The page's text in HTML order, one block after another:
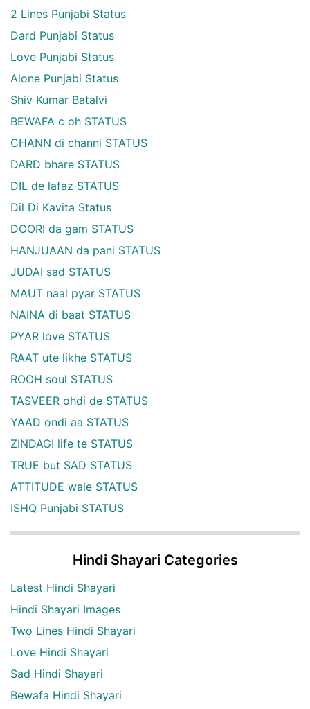
2 Lines Punjabi Status
Dard Punjabi Status
Love Punjabi Status
Alone Punjabi Status
Shiv Kumar Batalvi
BEWAFA c oh STATUS
CHANN di channi STATUS
DARD bhare STATUS
DIL de lafaz STATUS
Dil Di Kavita Status
DOORI da gam STATUS
HANJUAAN da pani STATUS
JUDAI sad STATUS
MAUT naal pyar STATUS
NAINA di baat STATUS
PYAR love STATUS
RAAT ute likhe STATUS
ROOH soul STATUS
TASVEER ohdi de STATUS
YAAD ondi aa STATUS
ZINDAGI life te STATUS
TRUE but SAD STATUS
ATTITUDE wale STATUS
ISHQ Punjabi STATUS
Hindi Shayari Categories
Latest Hindi Shayari
Hindi Shayari Images
Two Lines Hindi Shayari
Love Hindi Shayari
Sad Hindi Shayari
Bewafa Hindi Shayari